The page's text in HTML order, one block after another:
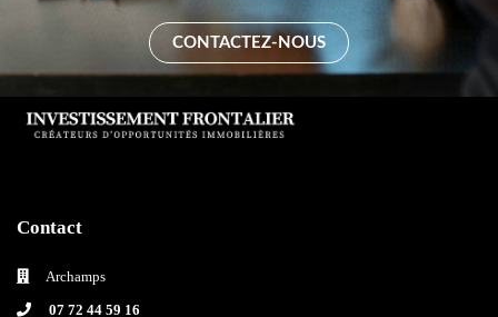
CONTACTEZ-NOUS
Contact
Archamps
07 72 44 59 16